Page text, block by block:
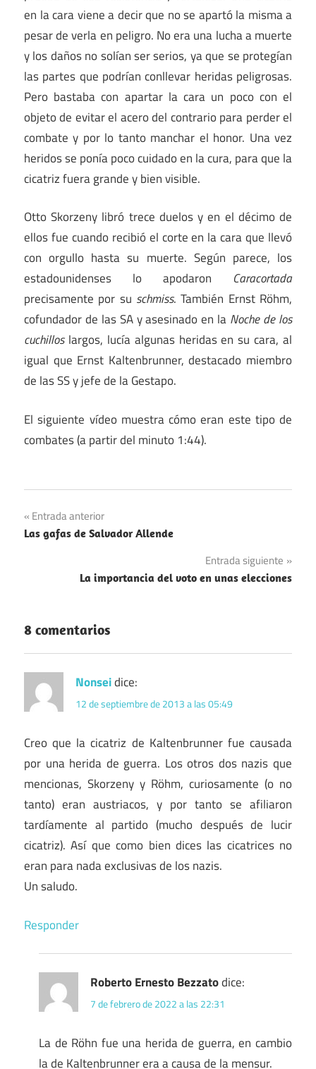
en la cara viene a decir que no se apartó la misma a
pesar de verla en peligro. No era una lucha a muerte
y los daños no solían ser serios, ya que se protegían
las partes que podrían conllevar heridas peligrosas.
Pero bastaba con apartar la cara un poco con el
objeto de evitar el acero del contrario para perder el
combate y por lo tanto manchar el honor. Una vez
heridos se ponía poco cuidado en la cura, para que la
cicatriz fuera grande y bien visible.
Otto Skorzeny libró trece duelos y en el décimo de
ellos fue cuando recibió el corte en la cara que llevó
con orgullo hasta su muerte. Según parece, los
estadounidenses lo apodaron Caracortada
precisamente por su schmiss. También Ernst Röhm,
cofundador de las SA y asesinado en la Noche de los
cuchilloslargos, lucía algunas heridas en su cara, al
igual que Ernst Kaltenbrunner, destacado miembro
de las SS y jefe de la Gestapo.
El siguiente vídeo muestra cómo eran este tipo de
combates (a partir del minuto 1:44).
Navegación
de
entradas
Entrada anterior
Las gafas de Salvador Allende
Entrada siguiente
La importancia del voto en unas elecciones
8 comentarios
Nonseidice:
12 de septiembre de 2013 a las 05:49
Creo que la cicatriz de Kaltenbrunner fue causada
por una herida de guerra. Los otros dos nazis que
mencionas, Skorzeny y Röhm, curiosamente (o no
tanto) eran austriacos, y por tanto se afiliaron
tardíamente al partido (mucho después de lucir
cicatriz). Así que como bien dices las cicatrices no
eran para nada exclusivas de los nazis.
Un saludo.
Responder
Roberto Ernesto Bezzatodice:
7 de febrero de 2022 a las 22:31
La de Röhn fue una herida de guerra, en cambio
la de Kaltenbrunner era a causa de la mensur.